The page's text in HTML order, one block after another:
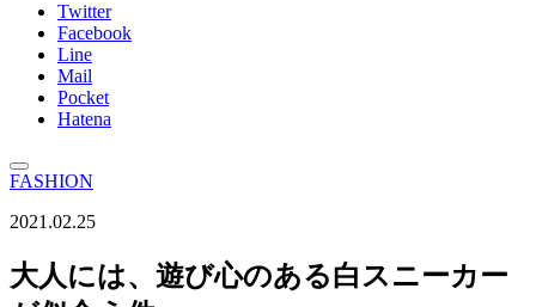
Twitter
Facebook
Line
Mail
Pocket
Hatena
FASHION
2021.02.25
大人には、遊び心のある白スニーカー